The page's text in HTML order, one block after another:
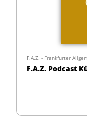
F.A.Z. - Frankfurter
F.A.Z. Podcast